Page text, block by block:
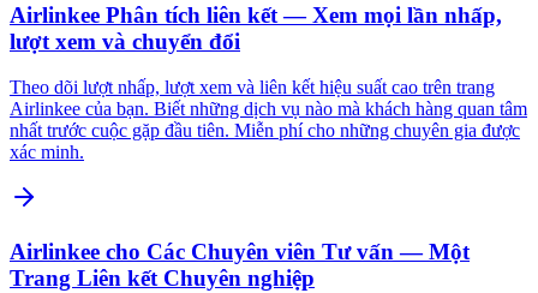
Airlinkee Phân tích liên kết — Xem mọi lần nhấp,
lượt xem và chuyển đổi
Theo dõi lượt nhấp, lượt xem và liên kết hiệu suất cao trên trang
Airlinkee của bạn. Biết những dịch vụ nào mà khách hàng quan tâm
nhất trước cuộc gặp đầu tiên. Miễn phí cho những chuyên gia được
xác minh.
Airlinkee cho Các Chuyên viên Tư vấn — Một
Trang Liên kết Chuyên nghiệp